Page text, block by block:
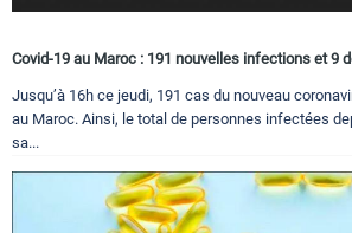
Covid-19 au Maroc : 191 nouvelles infections et 9
Jusqu’à 16h ce jeudi, 191 cas du nouveau
au Maroc. Ainsi, le total de personnes infectées
sa...